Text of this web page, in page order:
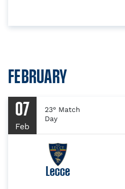
FEBRUARY
07
Feb
23° Match
Day
Lecce